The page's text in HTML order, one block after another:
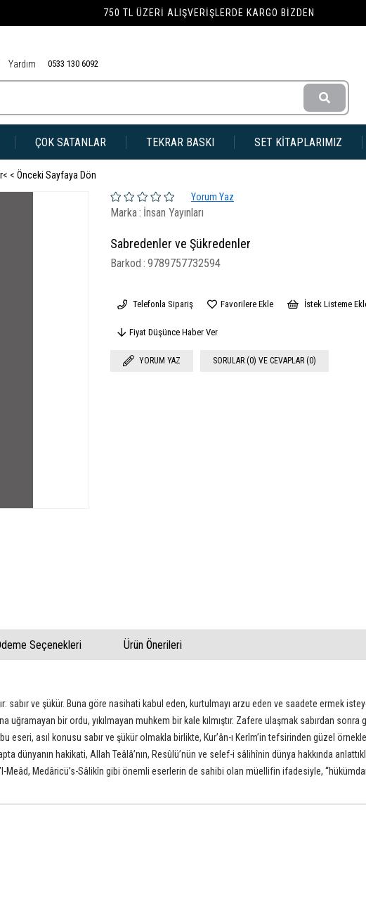
750 TL ÜZERI ALIŞVERIŞLERDE KARGO BIZDEN
Yardım 0533 130 6092
ÇOK SATANLAR TEKRAR BASKI SET KİTAPLARIMIZ
< < Önceki Sayfaya Dön
Yorum Yaz
Marka: İnsan Yayınları
Sabredenler ve Şükredenler
Barkod : 9789757732594
Telefonla Sipariş Favorilere Ekle İstek Listeme
Fiyat Düşünce Haber Ver
YORUM YAZ SORULAR (0) VE CEVAPLAR (0)
Seçenekleri Ürün Önerileri
sabır ve şükür. Buna göre nasihati kabul eden, kurtulmayı arzu eden ve saadete ermek
uğramayan bir ordu, yıkılmayan muhkem bir kale kılmıştır. Zafere ulaşmak sabırdan sonra
eseri, asıl konusu sabır ve şükür olmakla birlikte, Kurʼân-ı Kerîmʼin tefsirinden güzel
dünyanın hakikati, Allah Teâlâʼnın, Resûlüʼnün ve selef-i sâlihînin dünya hakkında
Meâd, Medâricüʼs-Sâlikîn gibi önemli eserlerin de sahibi olan müellifin ifadesiyle,